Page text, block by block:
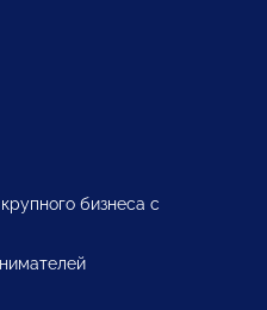
бизнеса с